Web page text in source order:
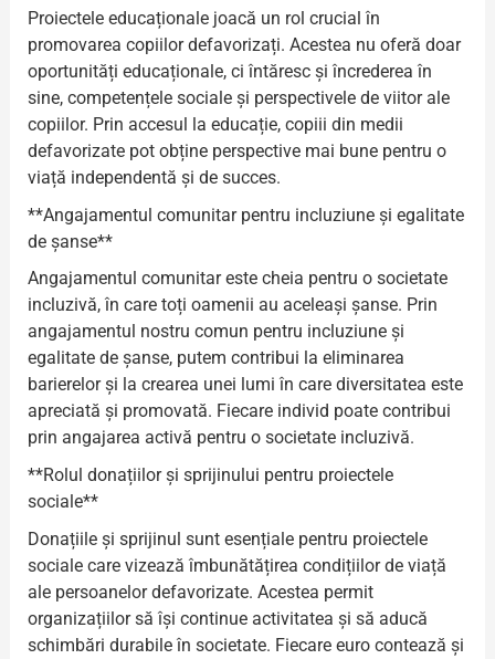
Proiectele educaționale joacă un rol crucial în
promovarea copiilor defavorizați. Acestea nu oferă doar
oportunități educaționale, ci întăresc și încrederea în
sine, competențele sociale și perspectivele de viitor ale
copiilor. Prin accesul la educație, copiii din medii
defavorizate pot obține perspective mai bune pentru o
viață independentă și de succes.
**Angajamentul comunitar pentru incluziune și egalitate
de șanse**
Angajamentul comunitar este cheia pentru o societate
incluzivă, în care toți oamenii au aceleași șanse. Prin
angajamentul nostru comun pentru incluziune și
egalitate de șanse, putem contribui la eliminarea
barierelor și la crearea unei lumi în care diversitatea este
apreciată și promovată. Fiecare individ poate contribui
prin angajarea activă pentru o societate incluzivă.
**Rolul donațiilor și sprijinului pentru proiectele
sociale**
Donațiile și sprijinul sunt esențiale pentru proiectele
sociale care vizează îmbunătățirea condițiilor de viață
ale persoanelor defavorizate. Acestea permit
organizațiilor să își continue activitatea și să aducă
schimbări durabile în societate. Fiecare euro contează și